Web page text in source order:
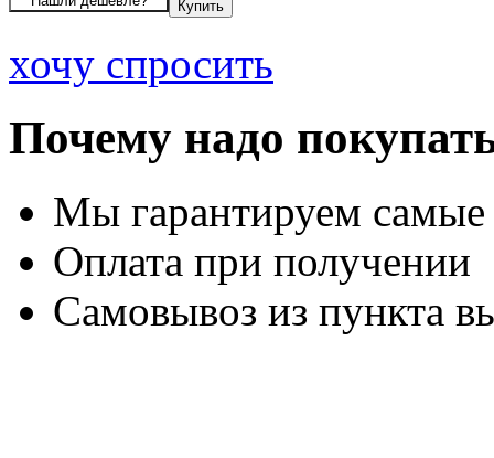
хочу спросить
Почему надо
Мы гарантируем
Оплата при получении
Самовывоз из пункта